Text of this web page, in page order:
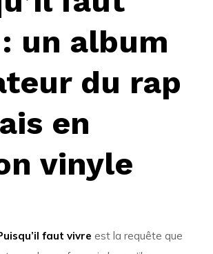
un album
du rap
en
vinyle
faut vivre est la requête que